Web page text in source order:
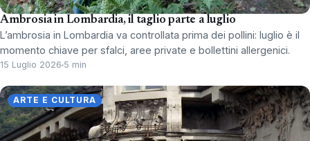
Ambrosia in Lombardia, il taglio parte a luglio
L’ambrosia in Lombardia va controllata prima dei pollini: luglio è il
momento chiave per sfalci, aree private e bollettini allergenici.
15 Luglio 2026 5 min
ARTE E CULTURA